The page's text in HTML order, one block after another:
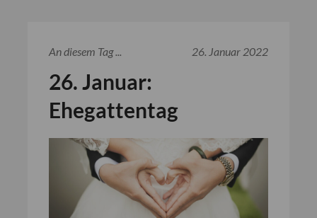
An diesem Tag ... 26. Januar 2022
26. Januar:
Ehegattentag